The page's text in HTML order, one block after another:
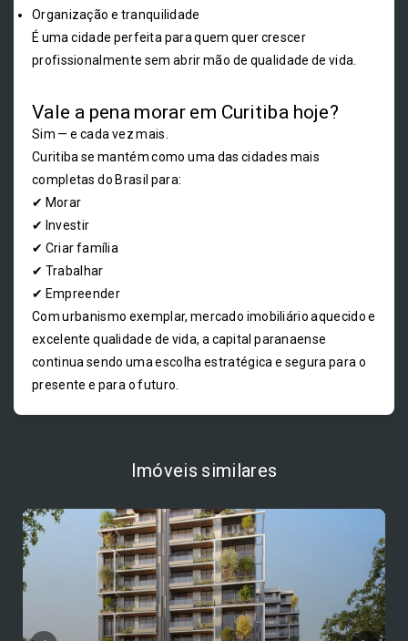
Organização e tranquilidade
É uma cidade perfeita para quem quer crescer
profissionalmente sem abrir mão de qualidade de vida.
Vale a pena morar em Curitiba hoje?
Sim — e cada vez mais.
Curitiba se mantém como uma das cidades mais
completas do Brasil para:
✔ Morar
✔ Investir
✔ Criar família
✔ Trabalhar
✔ Empreender
Com urbanismo exemplar, mercado imobiliário aquecido e
excelente qualidade de vida, a capital paranaense
continua sendo uma escolha estratégica e segura para o
presente e para o futuro.
Imóveis similares